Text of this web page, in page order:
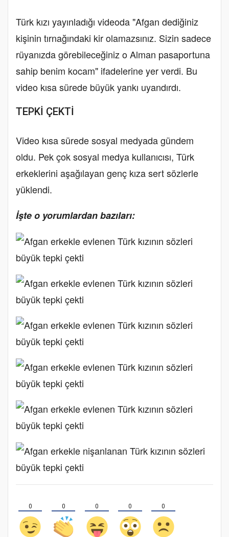
Türk kızı yayınladığı videoda "Afgan dediğiniz
kişinin tırnağındaki kir olamazsınız. Sizin sadece
rüyanızda görebileceğiniz o Alman pasaportuna
sahip benim kocam" ifadelerine yer verdi. Bu
video kısa sürede büyük yankı uyandırdı.
TEPKİ ÇEKTİ
Video kısa sürede sosyal medyada gündem
oldu. Pek çok sosyal medya kullanıcısı, Türk
erkeklerini aşağılayan genç kıza sert sözlerle
yüklendi.
İşte o yorumlardan bazıları:
0 0 0 0 0